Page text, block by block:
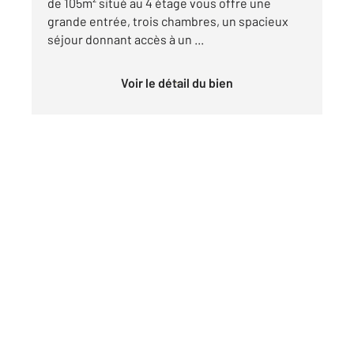
grande entrée, trois chambres, un spacieux
séjour donnant accès à un ...
Voir le détail du bien